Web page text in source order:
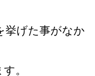
挙げた事がなか
。